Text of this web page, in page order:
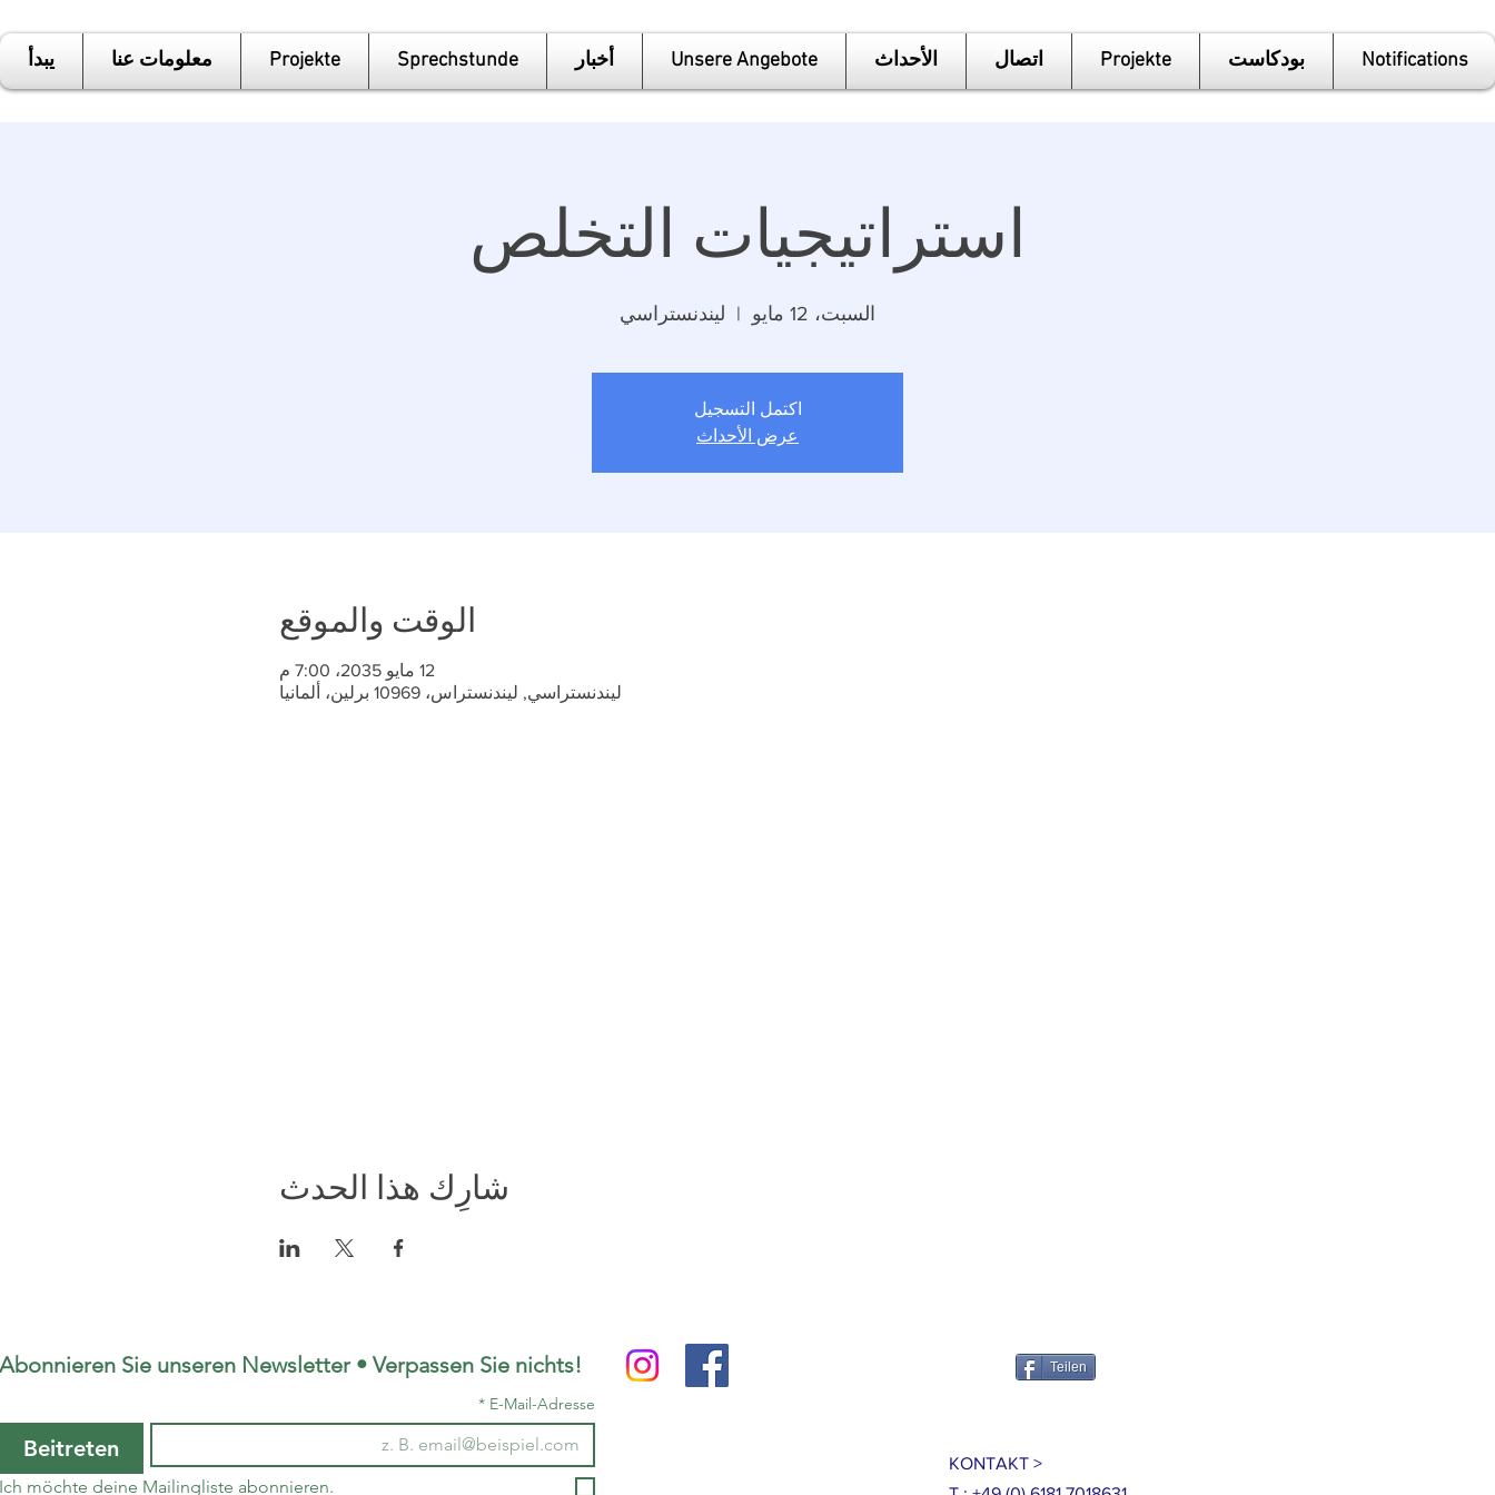
يبدأ معلومات عنا Projekte Sprechstunde أخبار Unsere Angebote الأحداث اتصال Projekte بودكاست Notifications
استراتيجيات التخلص
السبت، 12 مايو
  |
ليندنستراسي
اكتمل التسجيل
عرض الأحداث
الوقت والموقع
12 مايو 2035، 7:00 م
ليندنستراسي, ليندنستراس، 10969 برلين، ألمانيا
شارِك هذا الحدث
Abonnieren Sie unseren Newsletter • Verpassen Sie nichts!
E-Mail-Adresse
*
Beitreten
Ich möchte deine Mailingliste abonnieren.
Teilen
KONTAKT >